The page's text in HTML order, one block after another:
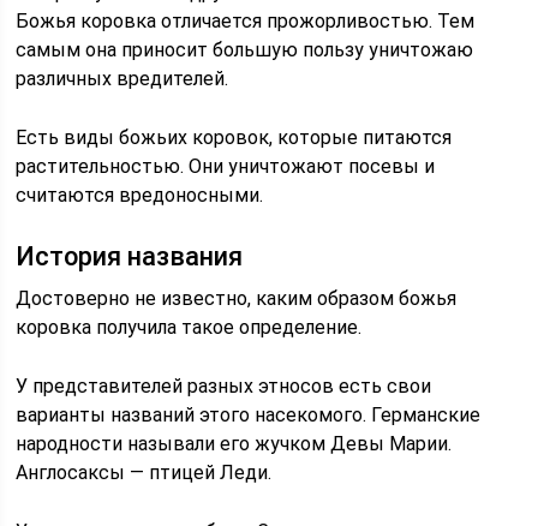
Божья коровка отличается прожорливостью. Тем
самым она приносит большую пользу уничтожаю
различных вредителей.
Есть виды божьих коровок, которые питаются
растительностью. Они уничтожают посевы и
считаются вредоносными.
История названия
Достоверно не известно, каким образом божья
коровка получила такое определение.
У представителей разных этносов есть свои
варианты названий этого насекомого. Германские
народности называли его жучком Девы Марии.
Англосаксы — птицей Леди.